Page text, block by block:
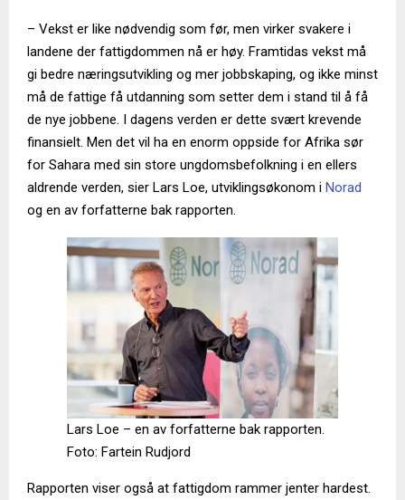
– Vekst er like nødvendig som før, men virker svakere i
landene der fattigdommen nå er høy. Framtidas vekst må
gi bedre næringsutvikling og mer jobbskaping, og ikke minst
må de fattige få utdanning som setter dem i stand til å få
de nye jobbene. I dagens verden er dette svært krevende
finansielt. Men det vil ha en enorm oppside for Afrika sør
for Sahara med sin store ungdomsbefolkning i en ellers
aldrende verden, sier Lars Loe, utviklingsøkonom i Norad
og en av forfatterne bak rapporten.
Lars Loe – en av forfatterne bak rapporten.
Foto: Fartein Rudjord
Rapporten viser også at fattigdom rammer jenter hardest.